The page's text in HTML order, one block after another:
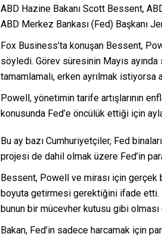
ABD Hazine Bakanı Scott Bessent,
ABD Merkez Bankası (Fed) Başkanı
Fox Business’ta konuşan Bessent,
söyledi. Görev süresinin Mayıs
tamamlamalı, erken ayrılmak istiyorsa
Powell, yönetimin tarife artışlarının
konusunda Fed’e öncülük ettiği için
Bu ay bazı Cumhuriyetçiler, Fed
projesi de dahil olmak üzere Fed’in
Bessent, Powell ve mirası için gerçek
boyuta getirmesi gerektiğini ifade etti.
bunun bir mücevher kutusu gibi olması
Bakan, Fed’in sadece harcamak için